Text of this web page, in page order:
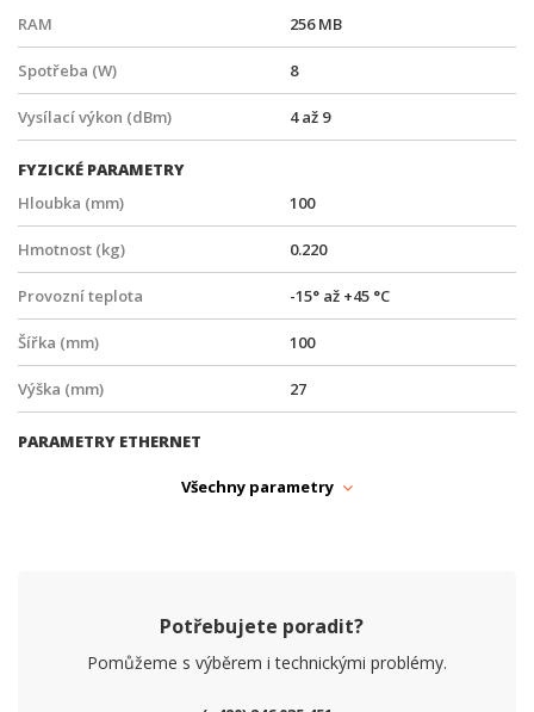
RAM 256 MB
Spotřeba (W) 8
Vysílací výkon (dBm) 4 až 9
FYZICKÉ PARAMETRY
Hloubka (mm)
100
Hmotnost (kg) 0.220
Provozní teplota -15° až +45 °C
Šířka (mm) 100
Výška (mm) 27
PARAMETRY ETHERNET
PARAMETRY OPTIKA
Dosah (km)
20
Všechny parametry
Potřebujete poradit?
Pomůžeme s výběrem i technickými problémy.